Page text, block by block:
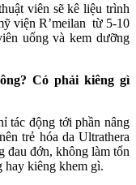
viên sẽ kê liệu trình
viện R’meilan từ 5-10
uống và kem dưỡng
Có phải kiêng gì
tác động tới phần nâng
trẻ hóa da Ultrathera
đau đớn, không làm tổn
hay kiêng khem gì.